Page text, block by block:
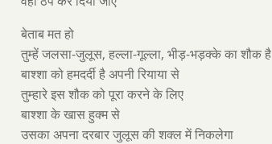
बेताब मत हो
तुम्हें जलसा-जुलूस, हल्ला-गूल्ला, भीड़-भड़क्के का शौक है
बाश्शा को हमदर्दी है अपनी रियाया से
तुम्हारे इस शौक को पूरा करने के लिए
बाश्शा के खास हुक्म से
उसका अपना दरबार जुलूस की शक्ल में निकलेगा